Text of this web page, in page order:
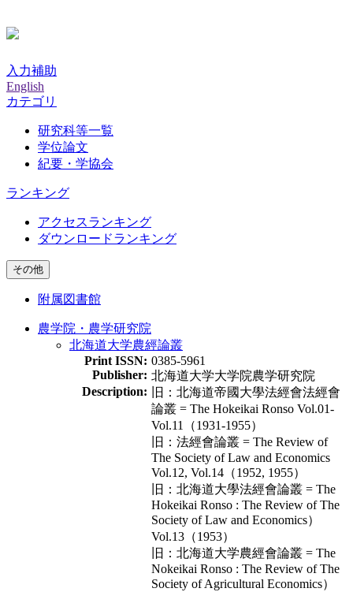
入力補助
English
カテゴリ
研究科等一覧
学位論文
紀要・学協会
ランキング
アクセスランキング
ダウンロードランキング
その他
附属図書館
農学院・農学研究院
北海道大学農經論叢
Print ISSN: 0385-5961
Publisher: 北海道大学大学院農学研究院
Description:
旧：北海道帝國大學法經會法經會
論叢 = The Hokeikai Ronso Vol.01-
Vol.11（1931-1955）
旧：法經會論叢 = The Review of
The Society of Law and Economics
Vol.12, Vol.14（1952, 1955）
旧：北海道大學法經會論叢 = The
Hokeikai Ronso : The Review of The
Society of Law and Economics）
Vol.13（1953）
旧：北海道大学農經會論叢 = The
Nokeikai Ronso : The Review of The
Society of Agricultural Economics）